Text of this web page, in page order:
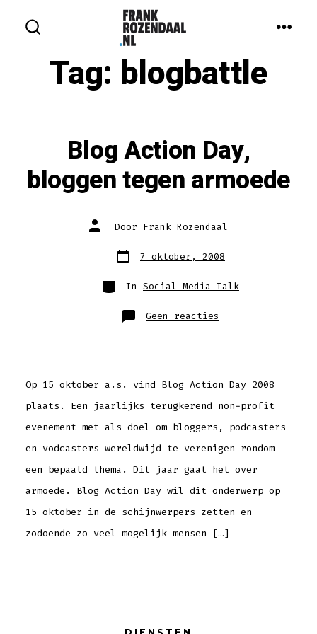
overslaan
IN-/UITSCHAKELEN
Tag: blogbattle
Blog Action Day,
bloggen tegen armoede
Auteur
van Door Frank Rozendaal
Berichtdatum
7 oktober, 2008
Categorieën
In Social Media Talk
Geen reacties
Blog
Op 15 oktober a.s. vind Blog Action Day 2008
plaats. Een jaarlijks terugkerend non-profit
evenement met als doel om bloggers, podcasters
en vodcasters wereldwijd te verenigen rondom
een bepaald thema. Dit jaar gaat het over
armoede. Blog Action Day wil dit onderwerp op
15 oktober in de schijnwerpers zetten en
zodoende zo veel mogelijk mensen […]